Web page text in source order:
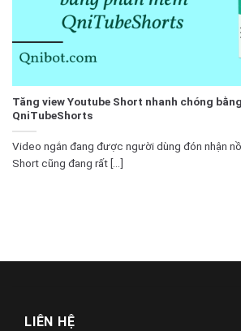
Tăng view Youtube Short nhanh chóng
QniTubeShorts
Video ngắn đang được người dùng đón nhận
Short cũng đang rất [...]
LIÊN HỆ